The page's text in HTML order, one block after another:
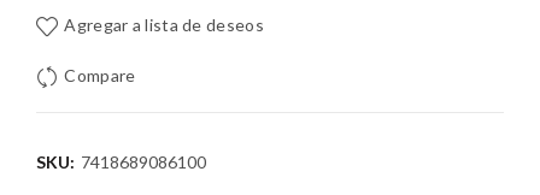
Agregar a lista de deseos
Compare
SKU: 7418689086100